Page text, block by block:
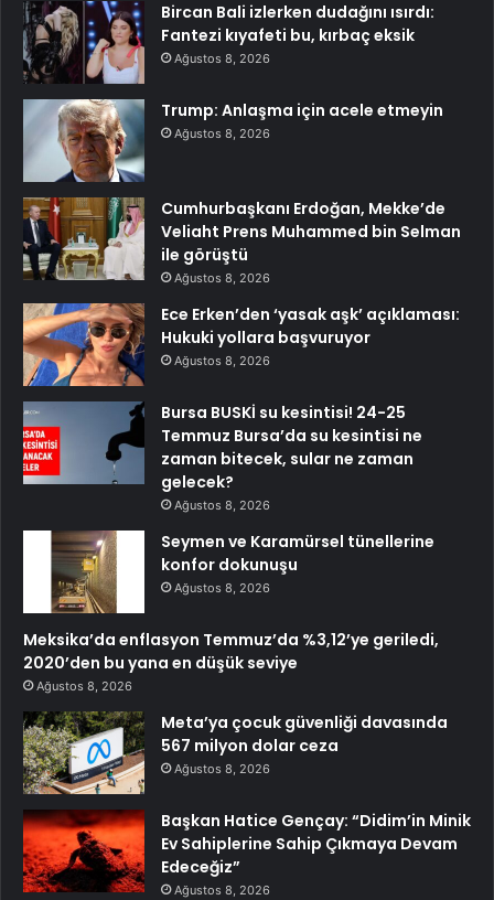
Bircan Bali izlerken dudağını ısırdı:
Fantezi kıyafeti bu, kırbaç eksik
Ağustos 8, 2026
Trump: Anlaşma için acele etmeyin
Ağustos 8, 2026
Cumhurbaşkanı Erdoğan, Mekke’de
Veliaht Prens Muhammed bin Selman
ile görüştü
Ağustos 8, 2026
Ece Erken’den ‘yasak aşk’ açıklaması:
Hukuki yollara başvuruyor
Ağustos 8, 2026
Bursa BUSKİ su kesintisi! 24-25
Temmuz Bursa’da su kesintisi ne
zaman bitecek, sular ne zaman
gelecek?
Ağustos 8, 2026
Seymen ve Karamürsel tünellerine
konfor dokunuşu
Ağustos 8, 2026
Meksika’da enflasyon Temmuz’da %3,12’ye geriledi,
2020’den bu yana en düşük seviye
Ağustos 8, 2026
Meta’ya çocuk güvenliği davasında
567 milyon dolar ceza
Ağustos 8, 2026
Başkan Hatice Gençay: “Didim’in Minik
Ev Sahiplerine Sahip Çıkmaya Devam
Edeceğiz”
Ağustos 8, 2026